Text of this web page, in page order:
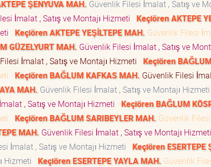
ŞENYUVA MAH. Güvenlik Filesi İmalat , Satış ve
İmalat , Satış ve Montajı Hizmeti
Keçiören AKTEPE
Keçiören AKTEPE YEŞİLTEPE MAH. Güvenlik Filesi
GÜZELYURT MAH. Güvenlik Filesi İmalat , Satış ve
İmalat , Satış ve Montajı Hizmeti
Keçiören
Keçiören BAĞLUM KAFKAS MAH. Güvenlik Filesi
MAH. Güvenlik Filesi İmalat , Satış ve Montajı Hizmeti
, Satış ve Montajı Hizmeti
Keçiören BAĞLUM
Keçiören BAĞLUM SARIBEYLER MAH. Güvenlik
MAH. Güvenlik Filesi İmalat , Satış ve Montajı Hizmeti
İmalat , Satış ve Montajı Hizmeti
Keçiören ESERTEPE
Hizmeti Keçiören ESERTEPE YAYLA MAH. Güvenlik